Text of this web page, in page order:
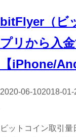
bitFlyer（ビ
プリから入
【iPhone/
2020-06-102018-01-
ビットコイン取引